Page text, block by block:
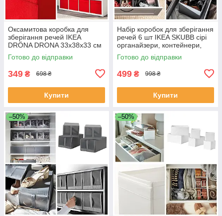
Оксамитова коробка для
зберігання речей IKEA
DRÖNA DRONA 33x38x33 см
червоний органайзер для
одягу білизни іграшок
Готово до відправки
349 ₴ 698 ₴
Купити
Набір коробок для зберігання
речей 6 шт IKEA SKUBB сірі
органайзери, контейнери,
модулі для одягу білизни
шкарпетків
Готово до відправки
499 ₴ 998 ₴
Купити
–50% –50%